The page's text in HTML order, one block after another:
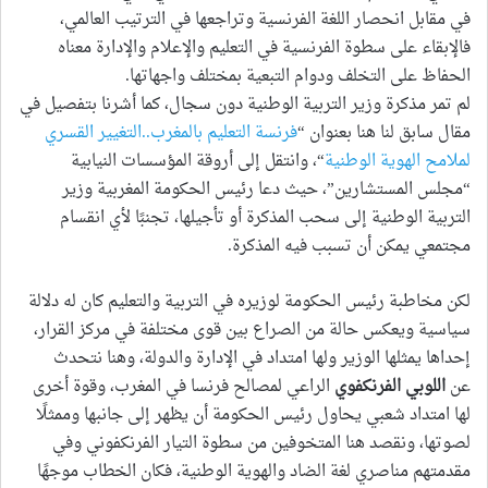
في مقابل انحصار اللغة الفرنسية وتراجعها في الترتيب العالمي،
فالإبقاء على سطوة الفرنسية في التعليم والإعلام والإدارة معناه
الحفاظ على التخلف ودوام التبعية بمختلف واجهاتها.
لم تمر مذكرة وزير التربية الوطنية دون سجال، كما أشرنا بتفصيل في
مقال سابق لنا هنا بعنوان “فرنسة التعليم بالمغرب..التغيير القسري
لملامح الهوية الوطنية“، وانتقل إلى أروقة المؤسسات النيابية
“مجلس المستشارين”، حيث دعا رئيس الحكومة المغربية وزير
التربية الوطنية إلى سحب المذكرة أو تأجيلها، تجنبًا لأي انقسام
مجتمعي يمكن أن تسبب فيه المذكرة.
لكن مخاطبة رئيس الحكومة لوزيره في التربية والتعليم كان له دلالة
سياسية ويعكس حالة من الصراع بين قوى مختلفة في مركز القرار،
إحداها يمثلها الوزير ولها امتداد في الإدارة والدولة، وهنا نتحدث
عناللوبي الفرنكفوي الراعي لمصالح فرنسا في المغرب، وقوة أخرى
لها امتداد شعبي يحاول رئيس الحكومة أن يظهر إلى جانبها وممثلًا
لصوتها، ونقصد هنا المتخوفين من سطوة التيار الفرنكفوني وفي
مقدمتهم مناصري لغة الضاد والهوية الوطنية، فكان الخطاب موجهًا